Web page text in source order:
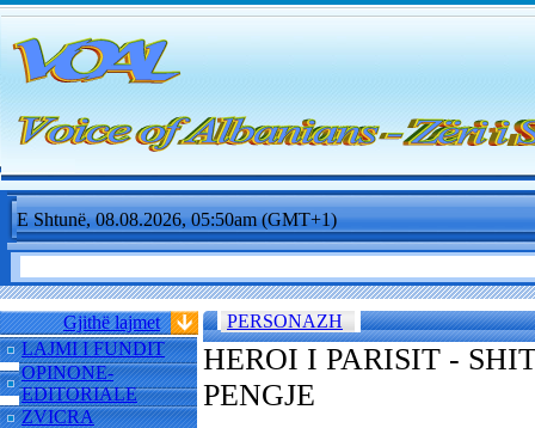
E Shtunë, 08.08.2026, 05:50am (GMT+1)
Gjithë lajmet
LAJMI I FUNDIT
OPINONE-
EDITORIALE
ZVICRA
PERSONAZH
HEROI I PARISIT -
PENGJE